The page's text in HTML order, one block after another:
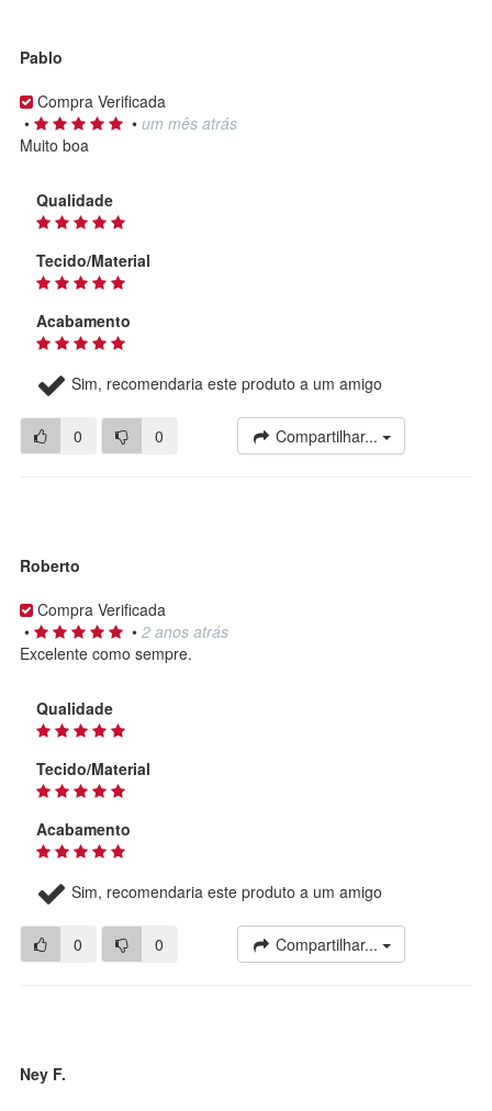
Pablo
Compra Verificada
•
• um mês atrás
Muito boa
Qualidade
Tecido/Material
Acabamento
Sim, recomendaria este produto a um amigo
0 0 Compartilhar...
Roberto
Compra Verificada
•
• 2 anos atrás
Excelente como sempre.
Qualidade
Tecido/Material
Acabamento
Sim, recomendaria este produto a um amigo
0 0 Compartilhar...
Ney F.